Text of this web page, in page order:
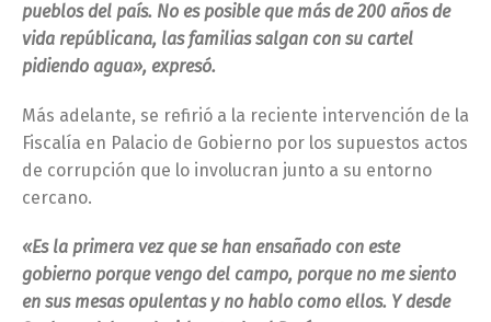
pueblos del país. No es posible que más de 200 años de
vida repúblicana, las familias salgan con su cartel
pidiendo agua», expresó.
Más adelante, se refirió a la reciente intervención de la
Fiscalía en Palacio de Gobierno por los supuestos actos
de corrupción que lo involucran junto a su entorno
cercano.
«Es la primera vez que se han ensañado con este
gobierno porque vengo del campo, porque no me siento
en sus mesas opulentas y no hablo como ellos. Y desde